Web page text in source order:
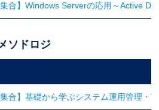
集合】Windows Serverの応用～Active
ソドロジ
集合】基礎から学ぶシステム運用管理・